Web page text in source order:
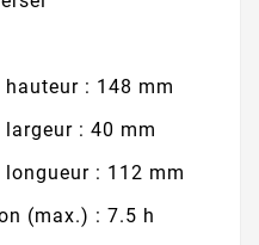
: 148 mm
: 40 mm
: 112 mm
(max.) : 7.5 h